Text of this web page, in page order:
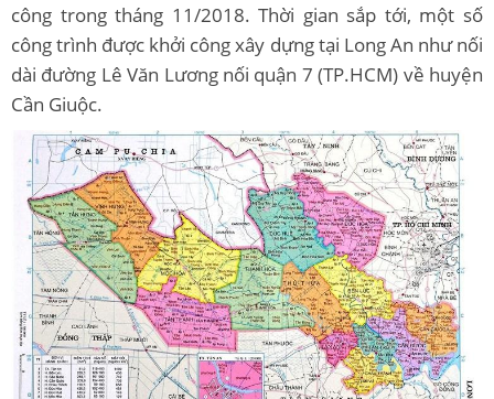
công trong tháng 11/2018. Thời gian sắp tới, một số
công trình được khởi công xây dựng tại Long An như nối
dài đường Lê Văn Lương nối quận 7 (TP.HCM) về huyện
Cần Giuộc.